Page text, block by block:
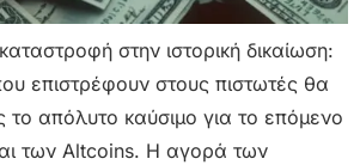
στην ιστορική δικαίωση:
επιστρέφουν στους πιστωτές θα
το απόλυτο καύσιμο για το επόμενο
των Altcoins. Η αγορά των